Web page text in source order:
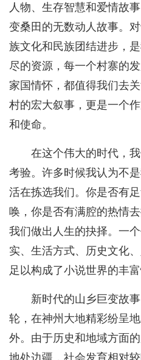
人物、生存智慧和爱情故
变桑田的无数动人故事。
族文化和民族团结进步，
尽的资源，每一个村寨的
家国情怀，都值得我们去
村的宏大叙事，更是一个
和使命。
在这个伟大的时代，
考验。许多时候我认为不
活在拣选我们。你是否有
唤，你是否有满腔的热情
我们做出人生的抉择。一
实、生活方式、历史文化
足以构成了小说世界的丰富
新时代的山乡巨变故
轮，在神州大地精彩纷呈
外。由于历史和地域方面